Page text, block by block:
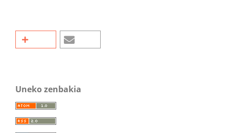
Uneko zenbakia